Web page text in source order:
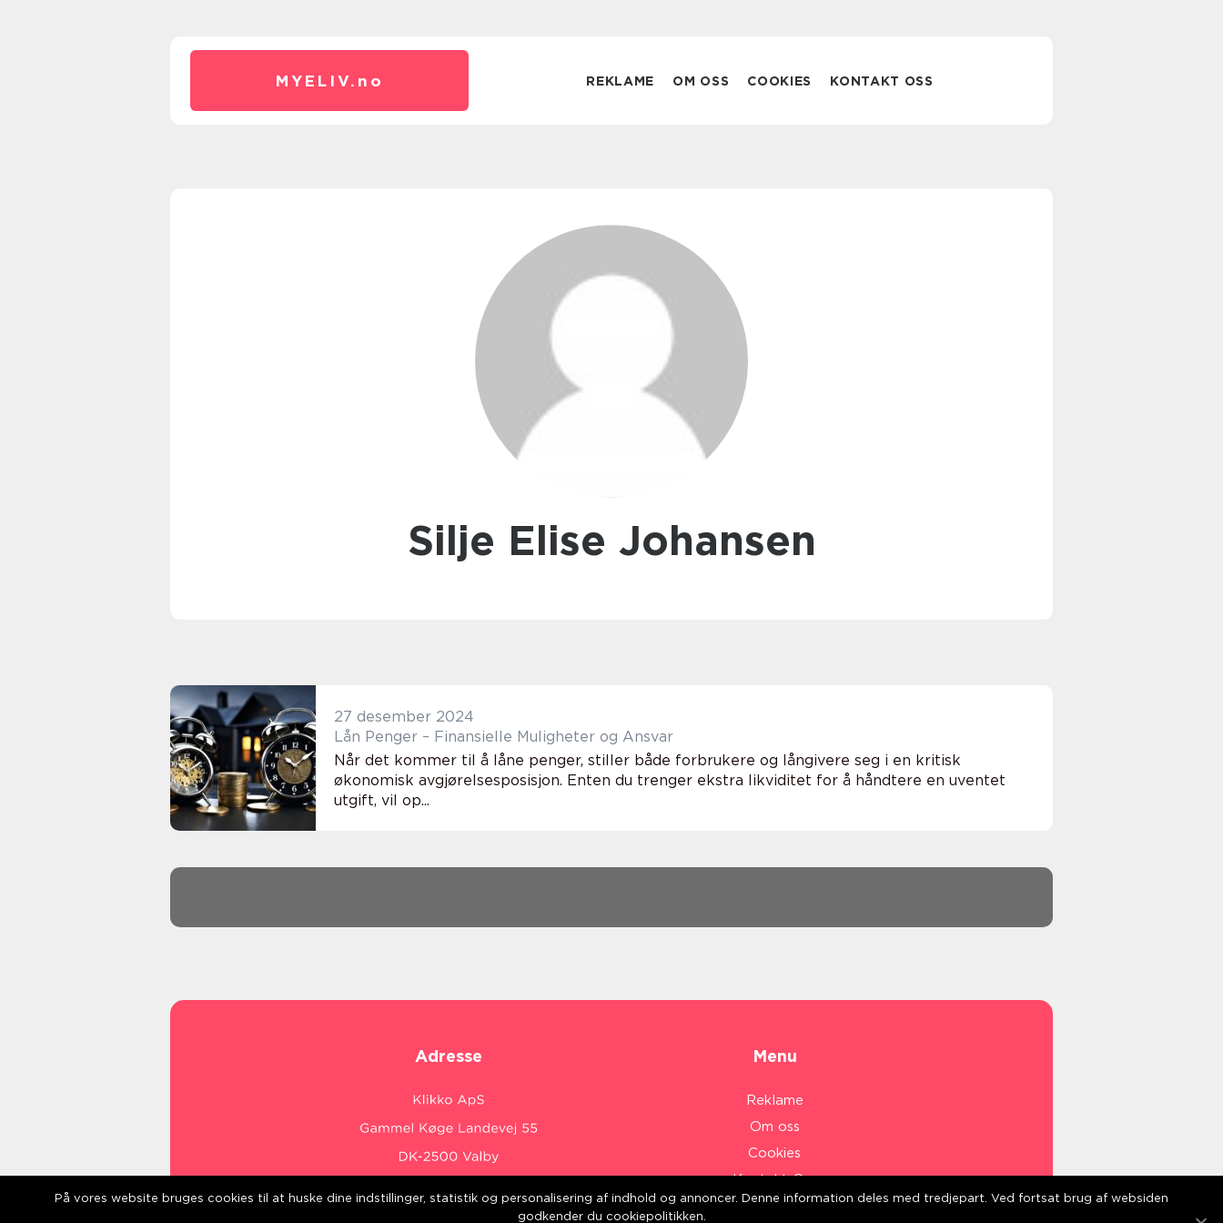
MYELIV. no REKLAME OM OSS COOKIES KONTAKT OSS
Silje Elise Johansen
27 desember 2024
Lån Penger – Finansielle Muligheter og Ansvar
Når det kommer til å låne penger, stiller både forbrukere og långivere seg i en kritisk
økonomisk avgjørelsesposisjon. Enten du trenger ekstra likviditet for å håndtere en uventet
utgift, vil op...
Adresse Menu
Reklame
Om oss
Cookies
Kontakt Oss
Sitemap
På vores website bruges cookies til at huske dine indstillinger, statistik og personalisering af indhold og annoncer. Denne information deles med tredjepart. Ved fortsat brug af websiden
godkender du cookiepolitikken.